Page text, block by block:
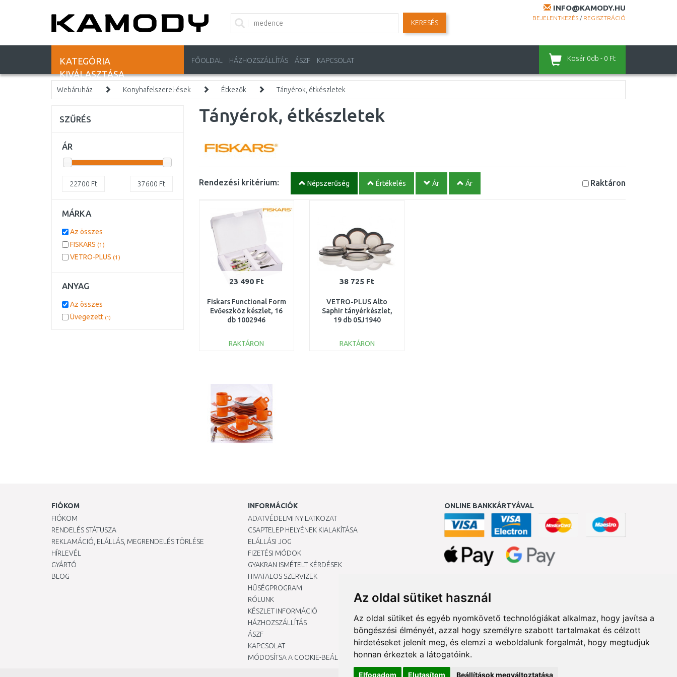
Az oldal sütiket használ
Az oldal sütiket és egyéb nyomkövető technológiákat alkalmaz, hogy javítsa a
böngészési élményét, azzal hogy személyre szabott tartalmakat és célzott
hirdetéseket jelenít meg, és elemzi a weboldalunk forgalmát, hogy megtudjuk
honnan érkeztek a látogatóink.
Elfogadom Elutasítom Beállítások megváltoztatása
INFO@KAMODY.HU
BEJELENTKEZÉS / REGISZTRÁCIÓ
KERESÉS
KATEGÓRIA
KIVÁLASZTÁSA
FŐOLDAL HÁZHOZSZÁLLÍTÁS ÁSZF KAPCSOLAT Kosár 0db - 0 Ft
Webáruház Konyhafelszerel-ések Étkezők Tányérok, étkészletek
Tányérok, étkészletek
Rendezési kritérium: Népszerűség Értékelés Ár Ár Raktáron
23 490 Ft
Fiskars Functional Form
Evőeszköz készlet, 16
db 1002946
RAKTÁRON
38 725 Ft
VETRO-PLUS Alto
Saphir tányérkészlet,
19 db 05J1940
RAKTÁRON
SZŰRÉS
ÁR
22700 Ft 37600 Ft
MÁRKA
Az összes
FISKARS (1)
VETRO-PLUS (1)
ANYAG
Az összes
Üvegezett (1)
FIÓKOM
FIÓKOM
RENDELÉS STÁTUSZA
REKLAMÁCIÓ, ELÁLLÁS, MEGRENDELÉS TÖRLÉSE
HÍRLEVÉL
GYÁRTÓ
BLOG
INFORMÁCIÓK
ADATVÉDELMI NYILATKOZAT
CSAPTELEP HELYÉNEK KIALAKÍTÁSA
ELÁLLÁSI JOG
FIZETÉSI MÓDOK
GYAKRAN ISMÉTELT KÉRDÉSEK
HIVATALOS SZERVIZEK
HŰSÉGPROGRAM
RÓLUNK
KÉSZLET INFORMÁCIÓ
HÁZHOZSZÁLLÍTÁS
ÁSZF
KAPCSOLAT
MÓDOSÍTSA A COOKIE-BEÁLLÍTÁSAIMAT
ONLINE BANKKÁRTYÁVAL